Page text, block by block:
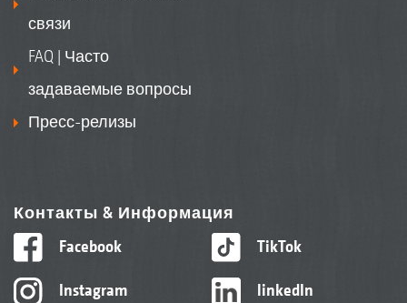
связи
FAQ | Часто
задаваемые вопросы
Пресс-релизы
Контакты & Информация
Facebook
Instagram
TikTok
linkedIn